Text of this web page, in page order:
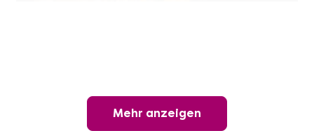
Wunderschöner Weinabend
Mehr anzeigen